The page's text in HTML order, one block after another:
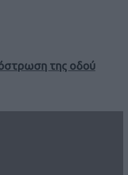
της οδού